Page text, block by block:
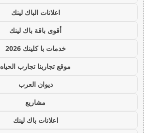
اعلانات الباك لينك
أقوى باقة باك لينك
خدمات با كلينك 2026
موقع تجاربنا تجارب الحياه
ديوان العرب
مشاريع
اعلانات باك لينك